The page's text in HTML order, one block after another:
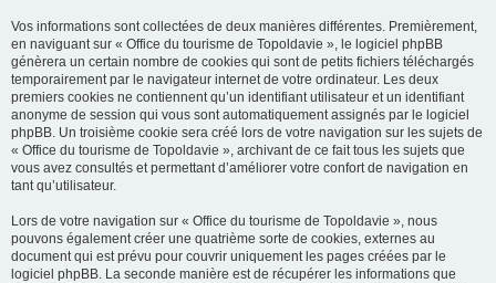
Vos informations sont collectées de deux manières différentes. Premièrement,
en naviguant sur « Office du tourisme de Topoldavie », le logiciel phpBB
génèrera un certain nombre de cookies qui sont de petits fichiers téléchargés
temporairement par le navigateur internet de votre ordinateur. Les deux
premiers cookies ne contiennent qu’un identifiant utilisateur et un identifiant
anonyme de session qui vous sont automatiquement assignés par le logiciel
phpBB. Un troisième cookie sera créé lors de votre navigation sur les sujets de
« Office du tourisme de Topoldavie », archivant de ce fait tous les sujets que
vous avez consultés et permettant d’améliorer votre confort de navigation en
tant qu’utilisateur.
Lors de votre navigation sur « Office du tourisme de Topoldavie », nous
pouvons également créer une quatrième sorte de cookies, externes au
document qui est prévu pour couvrir uniquement les pages créées par le
logiciel phpBB. La seconde manière est de récupérer les informations que